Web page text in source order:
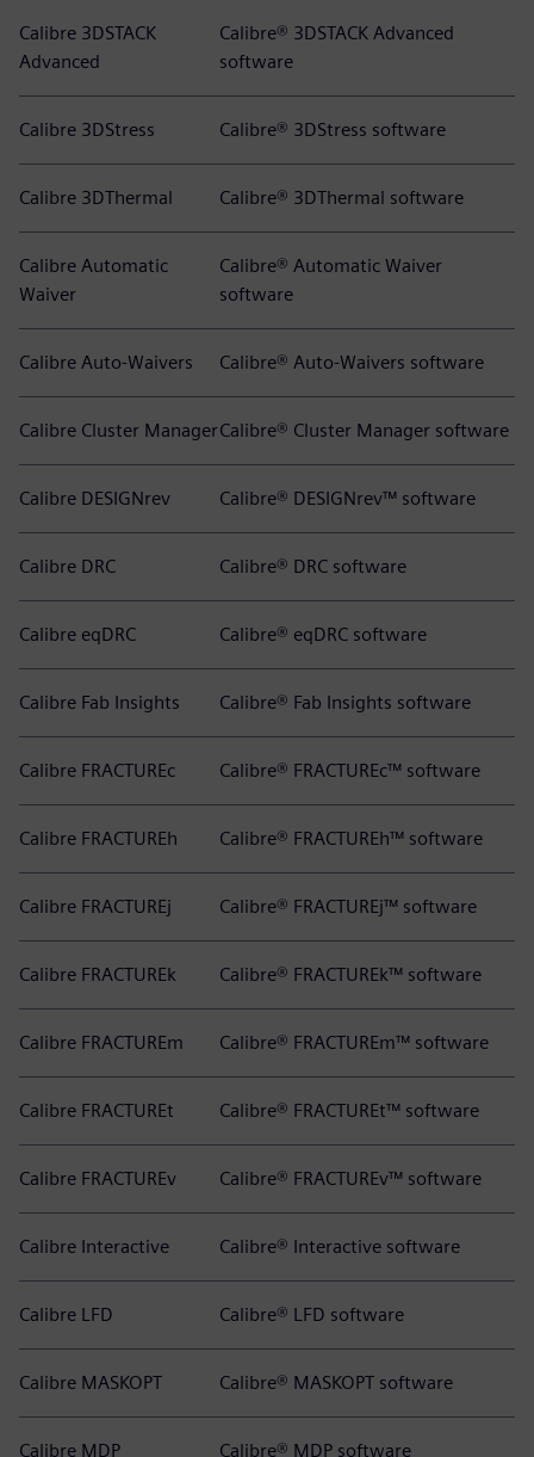
Calibre 3DSTACK
Advanced
Calibre® 3DSTACK Advanced
software
Calibre 3DStress Calibre® 3DStress software
Calibre 3DThermal Calibre® 3DThermal software
Calibre Automatic
Waiver
Calibre® Automatic Waiver
software
Calibre Auto-Waivers Calibre® Auto-Waivers software
Calibre Cluster ManagerCalibre® Cluster Manager software
Calibre DESIGNrev Calibre® DESIGNrev™ software
Calibre DRC Calibre® DRC software
Calibre eqDRC Calibre® eqDRC software
Calibre Fab Insights Calibre® Fab Insights software
Calibre FRACTUREc Calibre® FRACTUREc™ software
Calibre FRACTUREh Calibre® FRACTUREh™ software
Calibre FRACTUREj Calibre® FRACTUREj™ software
Calibre FRACTUREk Calibre® FRACTUREk™ software
Calibre FRACTUREm Calibre® FRACTUREm™ software
Calibre FRACTUREt Calibre® FRACTUREt™ software
Calibre FRACTUREv Calibre® FRACTUREv™ software
Calibre Interactive Calibre® Interactive software
Calibre LFD Calibre® LFD software
Calibre MASKOPT Calibre® MASKOPT software
Calibre MDP Calibre® MDP software